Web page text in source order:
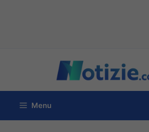
contenuto
Menu